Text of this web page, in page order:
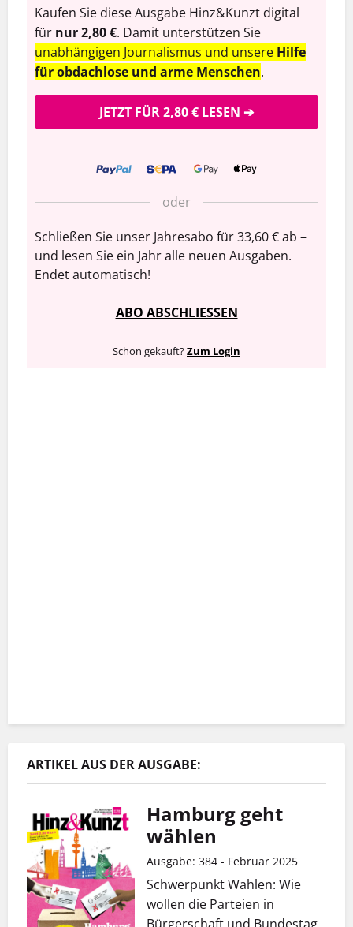
Kaufen Sie diese Ausgabe Hinz&Kunzt digital
für nur 2,80 €. Damit unterstützen Sie
unabhängigen Journalismus und unsere Hilfe
für obdachlose und arme Menschen.
JETZT FÜR 2,80 € LESEN ➔
oder
Schließen Sie unser Jahresabo für 33,60 € ab –
und lesen Sie ein Jahr alle neuen Ausgaben.
Endet automatisch!
ABO ABSCHLIESSEN
Schon gekauft?Zum Login
ARTIKEL AUS DER AUSGABE:
Hamburg geht
wählen
Ausgabe: 384 - Februar 2025
Schwerpunkt Wahlen: Wie
wollen die Parteien in